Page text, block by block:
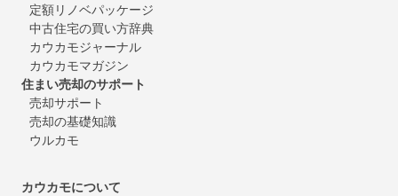
定額リノベパッケージ
中古住宅の買い方辞典
カウカモジャーナル
カウカモマガジン
住まい売却のサポート
売却サポート
売却の基礎知識
ウルカモ
カウカモについて